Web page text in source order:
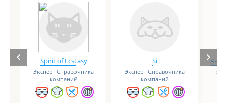
Spirit of Ecstasy
Эксперт Справочника
компаний
Si
Эксперт Справочника
компаний